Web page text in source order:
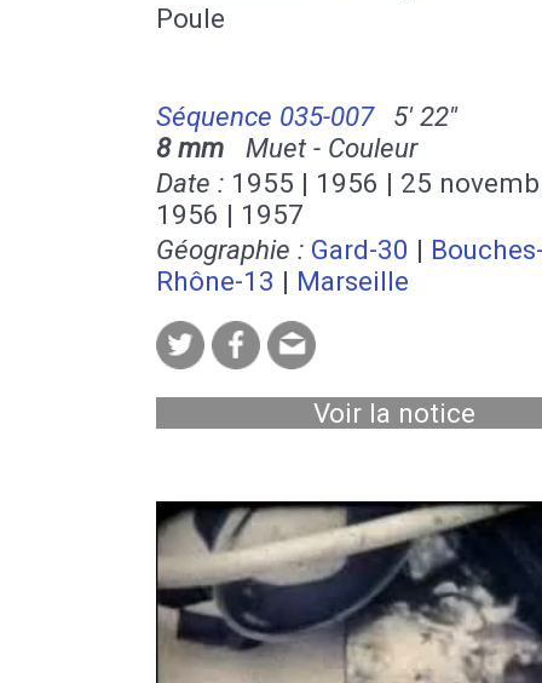
Poule
Séquence 035-007
5' 22''
8 mm Muet - Couleur
Date : 1955 | 1956 | 25
1956 | 1957
Géographie : Gard-30 |
Rhône-13 | Marseille
Voir la notice